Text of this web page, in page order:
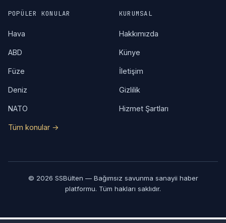
POPÜLER KONULAR
Hava
ABD
Füze
Deniz
NATO
Tüm konular →
KURUMSAL
Hakkımızda
Künye
İletişim
Gizlilik
Hizmet Şartları
© 2026 SSBülten — Bağımsız savunma sanayii haber
platformu. Tüm hakları saklıdır.